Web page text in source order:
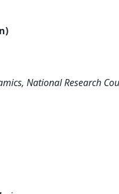
National Research